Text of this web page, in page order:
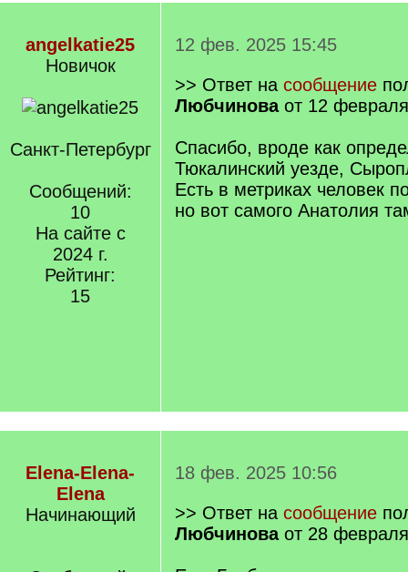
angelkatie25
Новичок
Санкт-Петербург
Сообщений:
10
На сайте с
2024 г.
Рейтинг:
15
12 фев. 2025 15:45
>> Ответ на сообщение
Любчиноваот 12
Спасибо, вроде как
Тюкалинский уезде,
Есть в метриках человек
но вот самого Анатолия
Elena-Elena-
Elena
Начинающий
18 фев. 2025 10:56
>> Ответ на сообщение
Любчиноваот 28